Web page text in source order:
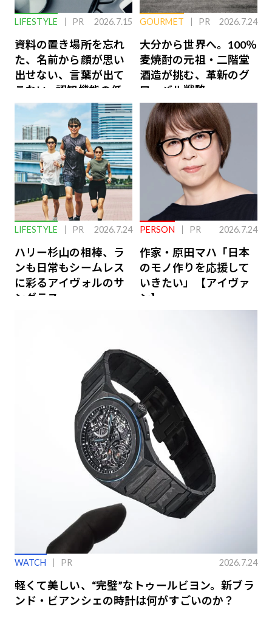
LIFESTYLE PR 2026.7.15
資料の置き場所を忘れ
た、名前から顔が思い
出せない、言葉が出て
こない…認知機能の低
下を救う、脳のインナ
ーケアとは
GOURMET PR 2026.7.24
大分から世界へ。100％
麦焼酎の元祖・二階堂
酒造が挑む、革新のグ
ローバル戦略
LIFESTYLE PR 2026.7.24
ハリー杉山の相棒、ラ
ンも日常もシームレス
に彩るアイヴォルのサ
ングラス
PERSON PR 2026.7.24
作家・原田マハ「日本
のモノ作りを応援して
いきたい」【アイヴァ
ン】
WATCH PR 2026.7.24
軽くて美しい、“完璧”なトゥールビヨン。新ブラ
ンド・ビアンシェの時計は何がすごいのか？